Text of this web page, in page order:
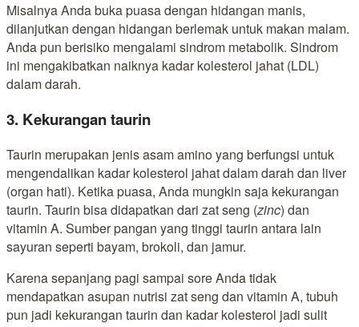
Misalnya Anda buka puasa dengan hidangan manis,
dilanjutkan dengan hidangan berlemak untuk makan malam.
Anda pun berisiko mengalami sindrom metabolik. Sindrom
ini mengakibatkan naiknya kadar kolesterol jahat (LDL)
dalam darah.
3. Kekurangan taurin
Taurin merupakan jenis asam amino yang berfungsi untuk
mengendalikan kadar kolesterol jahat dalam darah dan liver
(organ hati). Ketika puasa, Anda mungkin saja kekurangan
taurin. Taurin bisa didapatkan dari zat seng (zinc) dan
vitamin A. Sumber pangan yang tinggi taurin antara lain
sayuran seperti bayam, brokoli, dan jamur.
Karena sepanjang pagi sampai sore Anda tidak
mendapatkan asupan nutrisi zat seng dan vitamin A, tubuh
pun jadi kekurangan taurin dan kadar kolesterol jadi sulit